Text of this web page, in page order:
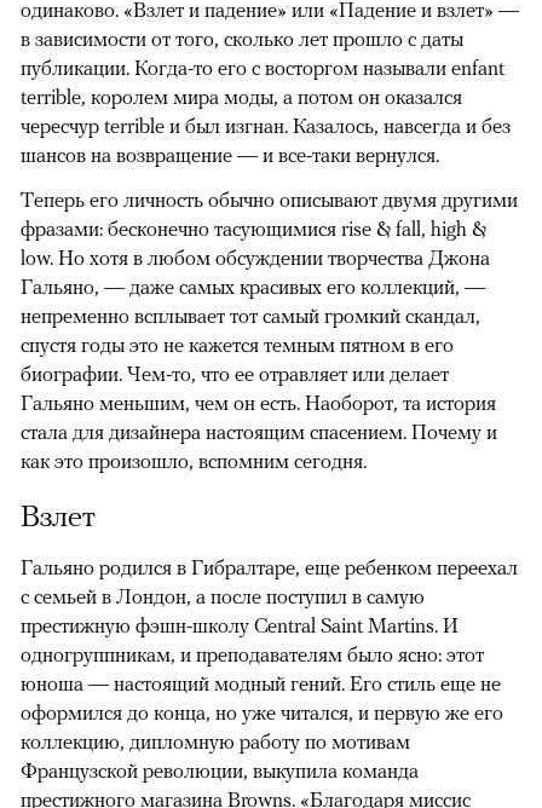
одинаково. «Взлет и падение» или «Падение и взлет» —
в зависимости от того, сколько лет прошло с даты
публикации. Когда-то его с восторгом называли enfant
terrible, королем мира моды, а потом он оказался
чересчур terrible и был изгнан. Казалось, навсегда и без
шансов на возвращение — и все-таки вернулся.
Теперь его личность обычно описывают двумя другими
фразами: бесконечно тасующимися rise & fall, high &
low. Но хотя в любом обсуждении творчества Джона
Гальяно, — даже самых красивых его коллекций, —
непременно всплывает тот самый громкий скандал,
спустя годы это не кажется темным пятном в его
биографии. Чем-то, что ее отравляет или делает
Гальяно меньшим, чем он есть. Наоборот, та история
стала для дизайнера настоящим спасением. Почему и
как это произошло, вспомним сегодня.
Взлет
Гальяно родился в Гибралтаре, еще ребенком переехал
с семьей в Лондон, а после поступил в самую
престижную фэшн-школу Central Saint Martins. И
одногруппникам, и преподавателям было ясно: этот
юноша — настоящий модный гений. Его стиль еще не
оформился до конца, но уже читался, и первую же его
коллекцию, дипломную работу по мотивам
Французской революции, выкупила команда
престижного магазина Browns. «Благодаря миссис